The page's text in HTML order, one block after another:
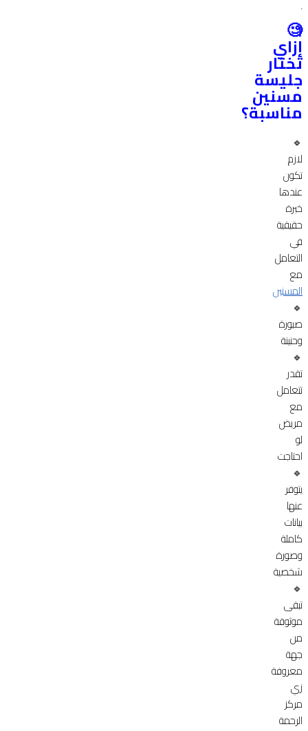
🧐
إزاي
تختار
جليسة
مسنين
مناسبة؟
🔹
لازم
تكون
عندها
خبرة
حقيقية
في
التعامل
مع
المسنين
🔹
صبورة
وحنينة
🔹
تقدر
تتعامل
مع
مريض
لو
احتاجت
🔹
يتوفر
عنها
بيانات
كاملة
وصورة
شخصية
🔹
تبقى
موثوقة
من
جهة
معروفة
زي
مركز
الرحمة